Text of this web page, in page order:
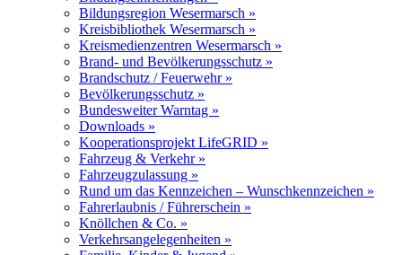
Bildungsregion Wesermarsch »
Kreisbibliothek Wesermarsch »
Kreismedienzentren Wesermarsch »
Brand- und Bevölkerungsschutz »
Brandschutz / Feuerwehr »
Bevölkerungsschutz »
Bundesweiter Warntag »
Downloads »
Kooperationsprojekt LifeGRID »
Fahrzeug & Verkehr »
Fahrzeugzulassung »
Rund um das Kennzeichen – Wunschkennzeichen »
Fahrerlaubnis / Führerschein »
Knöllchen & Co. »
Verkehrsangelegenheiten »